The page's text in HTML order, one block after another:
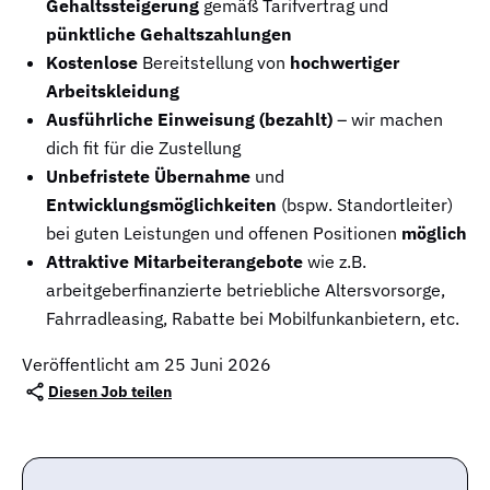
Gehaltssteigerung gemäß Tarifvertrag und
pünktliche Gehaltszahlungen
Kostenlose Bereitstellung von hochwertiger
Arbeitskleidung
Ausführliche Einweisung (bezahlt) – wir machen
dich fit für die Zustellung
Unbefristete Übernahme und
Entwicklungsmöglichkeiten (bspw. Standortleiter)
bei guten Leistungen und offenen Positionen möglich
Attraktive Mitarbeiterangebote wie z.B.
arbeitgeberfinanzierte betriebliche Altersvorsorge,
Fahrradleasing, Rabatte bei Mobilfunkanbietern, etc.
Veröffentlicht am 25 Juni 2026
Diesen Job teilen